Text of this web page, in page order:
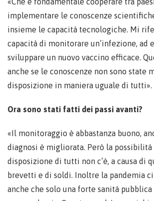
implementare le conoscenze
insieme le capacità tecnologiche. Mi
capacità di monitorare un’infezione, ad
sviluppare un nuovo vaccino efficace.
anche se le conoscenze non sono state
disposizione in maniera uguale di tutti».
Ora sono stati fatti dei passi avanti?
«Il monitoraggio è abbastanza buono,
diagnosi è migliorata. Però la possibilità
disposizione di tutti non c’è, a causa di
brevetti e di soldi. Inoltre la pandemia
anche che solo una forte sanità